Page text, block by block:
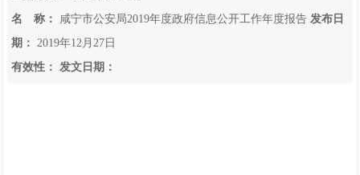
名 称：
咸宁市公安局2019年度政府信息公开工作年度报告 发布日
期：
2019年12月27日
有效性：
发文日期：